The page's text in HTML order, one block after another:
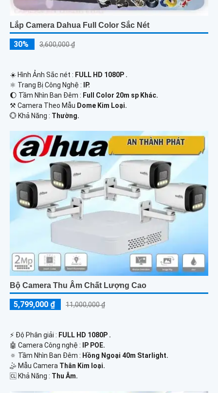
Lắp Camera Dahua Full Color Sắc Nét
30% 3,600,000 ₫
☀️ Hình Ảnh Sắc nét : FULL HD 1080P .
⚛️ Trang Bị Công Nghệ :
IP.
🌔 Tầm Nhìn Ban Đêm : Full Color 20m sp Khác.
⚒ Camera Theo Mẫu Dome Kim Loại.
️💮 Khả Năng : Thường.
Bộ Camera Thu Âm Chất Lượng Cao
5,799,000 ₫ 11,000,000 ₫
️⚡ Độ Phân giải : FULL HD 1080P .
🤖️ Camera Công nghệ :
IP POE.
🔅 Tầm Nhìn Ban Đêm : Hồng Ngoại 40m Starlight.
🤹 Mẫu Camera Thân Kim loại.
️🆑 Khả Năng : Thu Âm.